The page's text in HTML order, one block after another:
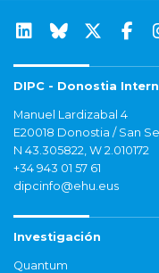
DIPC - Donostia
Manuel Lardizabal 4
E20018 Donostia / San
N 43.305822, W 2.010172
+34 943 01 57 61
dipcinfo@ehu.eus
Investigación
Quantum